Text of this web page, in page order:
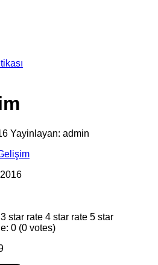
Yayinlayan: admin
star rate 4 star rate 5 star
0 (0 votes)